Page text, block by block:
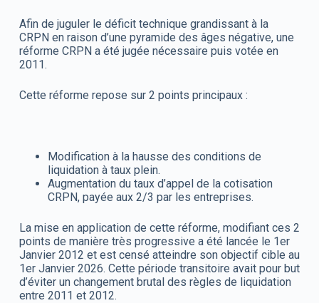
Afin de juguler le déficit technique grandissant à la
CRPN en raison d’une pyramide des âges négative, une
réforme CRPN a été jugée nécessaire puis votée en
2011.
Cette réforme repose sur 2 points principaux :
Modification à la hausse des conditions de
liquidation à taux plein.
Augmentation du taux d’appel de la cotisation
CRPN, payée aux 2/3 par les entreprises.
La mise en application de cette réforme, modifiant ces 2
points de manière très progressive a été lancée le 1er
Janvier 2012 et est censé atteindre son objectif cible au
1er Janvier 2026. Cette période transitoire avait pour but
d’éviter un changement brutal des règles de liquidation
entre 2011 et 2012.